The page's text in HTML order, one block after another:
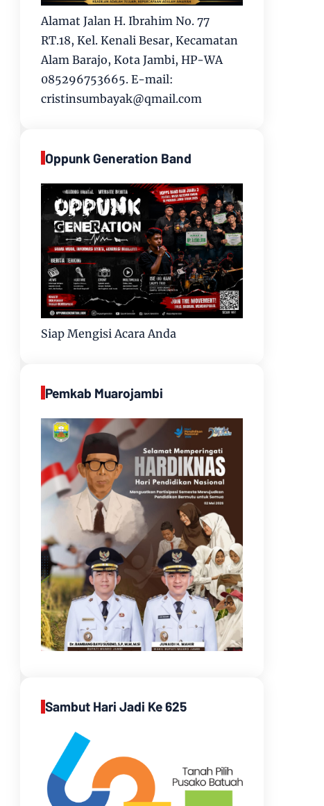
Alamat Jalan H. Ibrahim No. 77
RT.18, Kel. Kenali Besar, Kecamatan
Alam Barajo, Kota Jambi, HP-WA
085296753665. E-mail:
cristinsumbayak@qmail.com
Oppunk Generation Band
Siap Mengisi Acara Anda
Pemkab Muarojambi
Sambut Hari Jadi Ke 625